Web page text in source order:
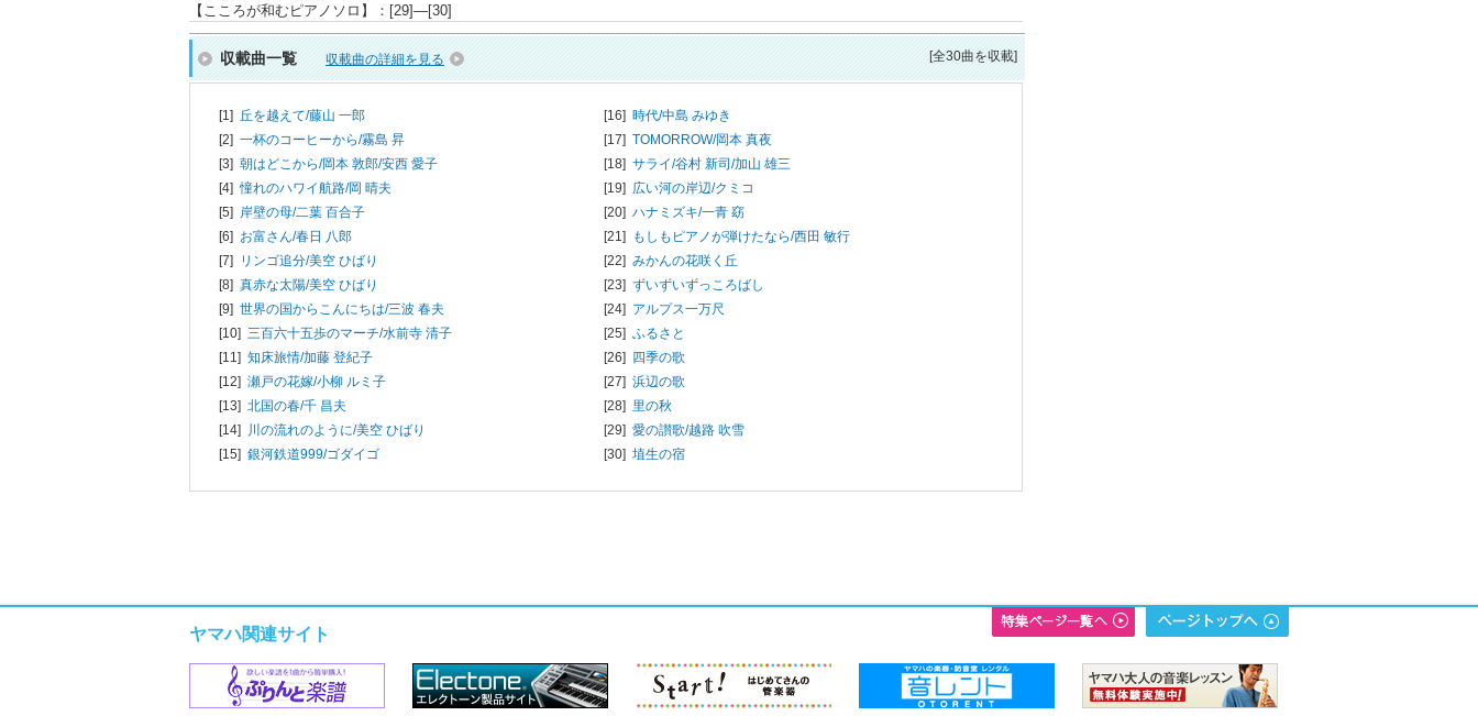
【こころが和むピアノソロ】：[29]―[30]
収載曲一覧 収載曲の詳細を見る [全30曲を収載]
[1] 丘を越えて/藤山 一郎
[2] 一杯のコーヒーから/霧島 昇
[3] 朝はどこから/岡本 敦郎/安西 愛子
[4]憧れのハワイ航路/岡 晴夫
[5] 岸壁の母/二葉 百合子
[6] お富さん/春日 八郎
[7] リンゴ追分/美空 ひばり
[8] 真赤な太陽/美空 ひばり
[9] 世界の国からこんにちは/三波 春夫
[10] 三百六十五歩のマーチ/水前寺 清子
[11] 知床旅情/加藤 登紀子
[12] 瀬戸の花嫁/小柳 ルミ子
[13] 北国の春/千 昌夫
[14] 川の流れのように/美空 ひばり
[15] 銀河鉄道999/ゴダイゴ
[16] 時代/中島 みゆき
[17] TOMORROW/岡本 真夜
[18] サライ/谷村 新司/加山 雄三
[19] 広い河の岸辺/クミコ
[20] ハナミズキ/一青 窈
[21] もしもピアノが弾けたなら/西田 敏行
[22] みかんの花咲く丘
[23] ずいずいずっころばし
[24] アルプス一万尺
[25] ふるさと
[26] 四季の歌
[27] 浜辺の歌
[28] 里の秋
[29] 愛の讃歌/越路 吹雪
[30] 埴生の宿
ヤマハ関連サイト